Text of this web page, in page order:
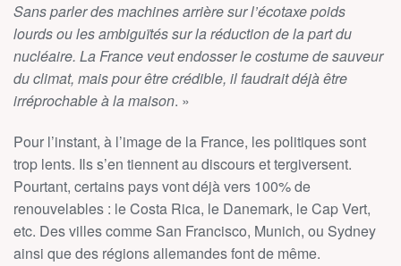
Sans parler des machines arrière sur l’écotaxe poids
lourds ou les ambiguïtés sur la réduction de la part du
nucléaire. La France veut endosser le costume de sauveur
du climat, mais pour être crédible, il faudrait déjà être
irréprochable à la maison. »
Pour l’instant, à l’image de la France, les politiques sont
trop lents. Ils s’en tiennent au discours et tergiversent.
Pourtant, certains pays vont déjà vers 100% de
renouvelables : le Costa Rica, le Danemark, le Cap Vert,
etc. Des villes comme San Francisco, Munich, ou Sydney
ainsi que des régions allemandes font de même.